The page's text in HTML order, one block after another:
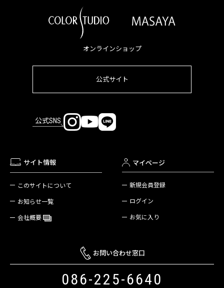
オンラインショップ
公式サイト
公式SNS
サイト情報
このサイトについて
お知らせ一覧
会社概要
マイページ
新規会員登録
ログイン
お気に入り
お問い合わせ窓口
086-225-6640